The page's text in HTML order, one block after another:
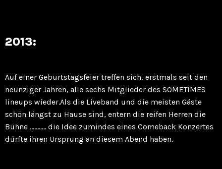
2013:
Auf einer Geburtstagsfeier treffen sich, erstmals seit den
neunziger Jahren, alle sechs Mitglieder des SOMETIMES
lineups wieder.Als die Liveband und die meisten Gäste
schön längst zu Hause sind, entern die reifen Herren die
Bühne ……….. die Idee zumindes eines Comeback Konzertes
dürfte ihren Ursprung an diesem Abend haben.